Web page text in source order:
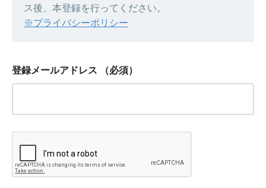
ス後、本登録を行ってください。
※プライバシーポリシー
登録メールアドレス （必須）